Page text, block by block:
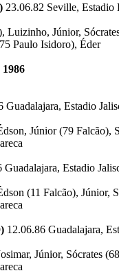
23.06.82 Seville, Estadio
Luizinho, Júnior,
Paulo Isidoro), Éder
Guadalajara, Estadio
Júnior (79 Falcão),
Guadalajara, Estadio
(11 Falcão), Júnior,
12.06.86 Guadalajara,
Júnior, Sócrates